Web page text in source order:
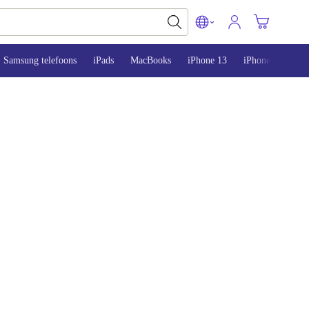
Samsung telefoons iPads MacBooks iPhone 13 iPhone 14